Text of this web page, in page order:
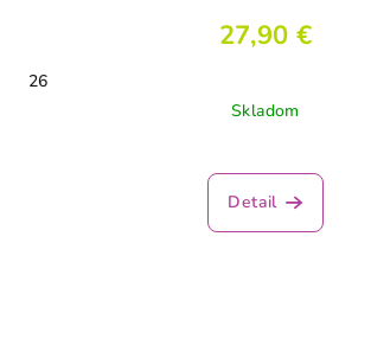
27,90 €
26
Skladom
Detail